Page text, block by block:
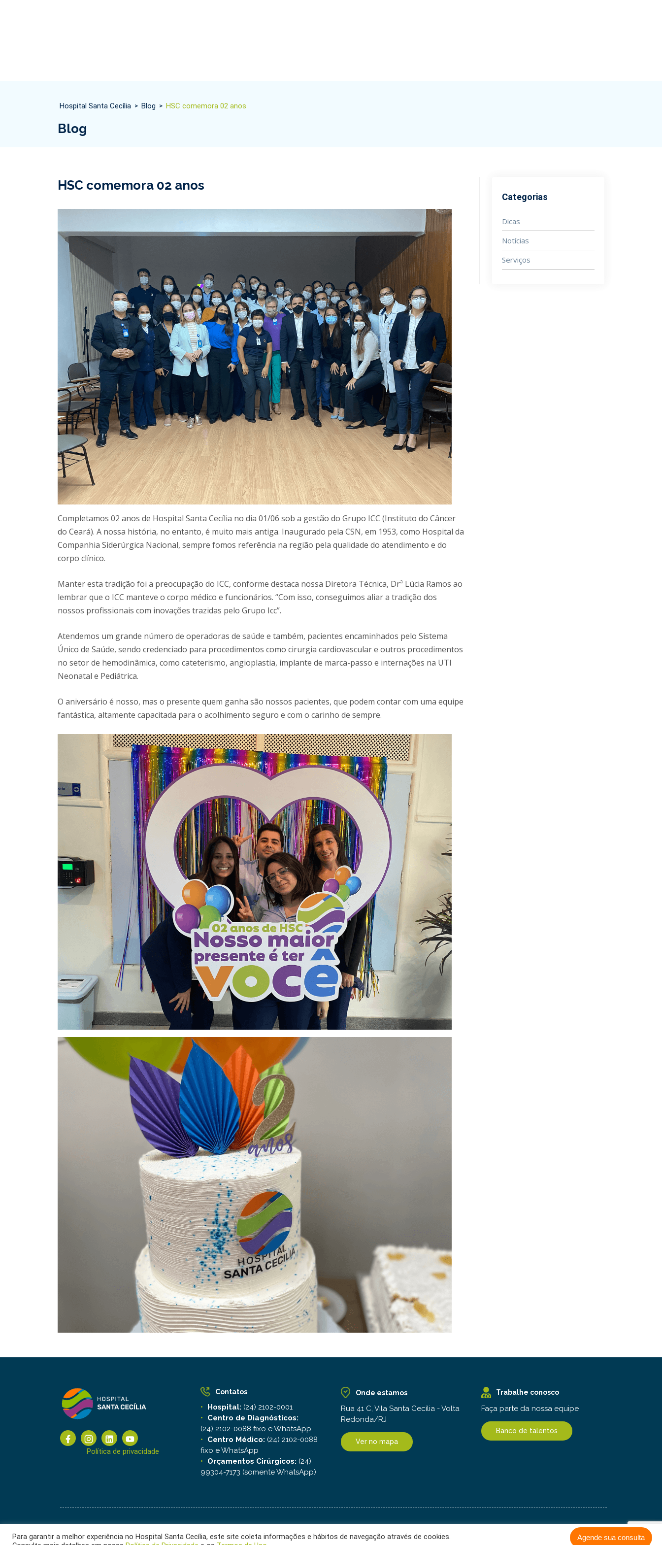
Agende sua consulta
Hospital Santa Cecília > Blog > HSC comemora 02 anos
Blog
HSC comemora 02 anos
Completamos 02 anos de Hospital Santa Cecília no dia 01/06 sob a gestão do Grupo ICC (Instituto do Câncer
do Ceará). A nossa história, no entanto, é muito mais antiga. Inaugurado pela CSN, em 1953, como Hospital da
Companhia Siderúrgica Nacional, sempre fomos referência na região pela qualidade do atendimento e do
corpo clínico.
Manter esta tradição foi a preocupação do ICC, conforme destaca nossa Diretora Técnica, Drª Lúcia Ramos ao
lembrar que o ICC manteve o corpo médico e funcionários. “Com isso, conseguimos aliar a tradição dos
nossos profissionais com inovações trazidas pelo Grupo Icc”.
Atendemos um grande número de operadoras de saúde e também, pacientes encaminhados pelo Sistema
Único de Saúde, sendo credenciado para procedimentos como cirurgia cardiovascular e outros procedimentos
no setor de hemodinâmica, como cateterismo, angioplastia, implante de marca-passo e internações na UTI
Neonatal e Pediátrica.
O aniversário é nosso, mas o presente quem ganha são nossos pacientes, que podem contar com uma equipe
fantástica, altamente capacitada para o acolhimento seguro e com o carinho de sempre.
Categorias
Dicas
Notícias
Serviços
Política de privacidade
Contatos
Hospital: (24) 2102-0001
Centro de Diagnósticos:
(24) 2102-0088 fixo e WhatsApp
Centro Médico: (24) 2102-0088
fixo e WhatsApp
Orçamentos Cirúrgicos: (24)
99304-7173 (somente WhatsApp)
Onde estamos
Rua 41 C, Vila Santa Cecília - Volta
Redonda/RJ
Ver no mapa
Trabalhe conosco
Faça parte da nossa equipe
Banco de talentos
Ética e Transparência
Empresa do Grupo
Para garantir a melhor experiência no Hospital Santa Cecília, este site coleta informações e hábitos de navegação através de cookies.
Aceitar e continuar